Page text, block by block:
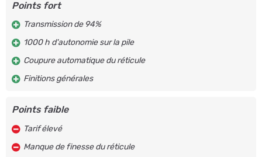
Points fort
Transmission de 94%
1000 h d'autonomie sur la pile
Coupure automatique du réticule
Finitions générales
Points faible
Tarif élevé
Manque de finesse du réticule